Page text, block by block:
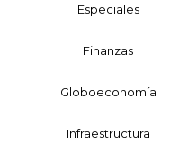
Especiales
Finanzas
Globoeconomía
Infraestructura